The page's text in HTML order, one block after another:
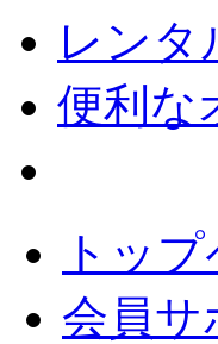
レンタ
便利な
トッ
会員サ